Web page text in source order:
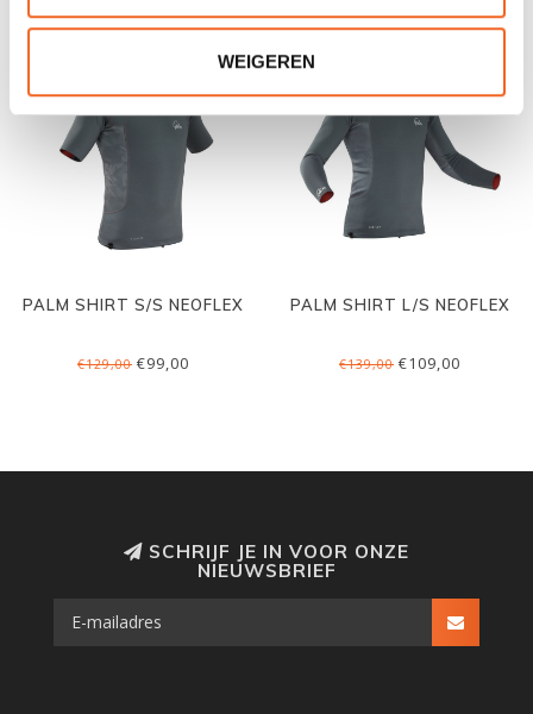
WEIGEREN
PALM SHIRT S/S NEOFLEX
€129,00 €99,00
PALM SHIRT L/S NEOFLEX
€139,00 €109,00
SCHRIJF JE IN VOOR ONZE
NIEUWSBRIEF